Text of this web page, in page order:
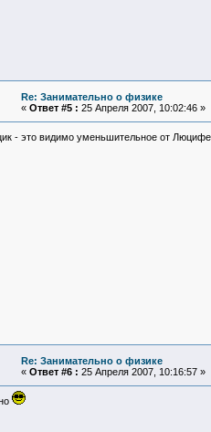
Re: Занимательно о физике
« Ответ #5 : 25 Апреля 2007, 10:02:46 »
- это видимо уменьшительное от
Re: Занимательно о физике
« Ответ #6 : 25 Апреля 2007, 10:16:57 »